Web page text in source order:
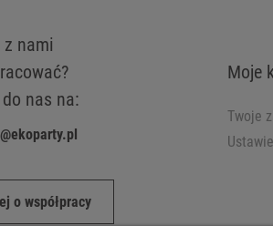
z nami
nas na:
o współpracy
Moje
Twoje